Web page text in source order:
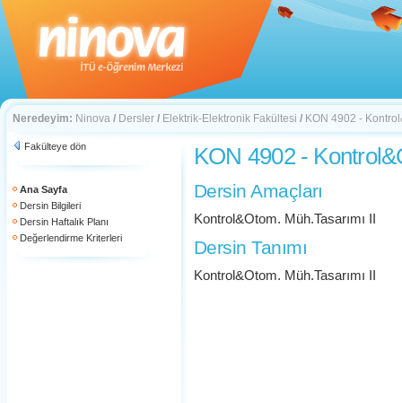
Neredeyim: Ninova / Dersler / Elektrik-Elektronik Fakültesi / KON 4902 -
Fakülteye dön
Ana Sayfa
Dersin Bilgileri
Dersin Haftalık Planı
Değerlendirme Kriterleri
KON 4902 -
Dersin Amaçları
Kontrol&Otom. Müh.Tasarımı II
Dersin Tanımı
Kontrol&Otom. Müh.Tasarımı II